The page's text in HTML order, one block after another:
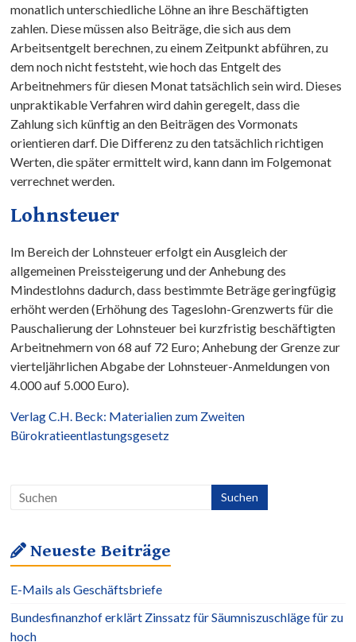
monatlich unterschiedliche Löhne an ihre Beschäftigten
zahlen. Diese müssen also Beiträge, die sich aus dem
Arbeitsentgelt berechnen, zu einem Zeitpunkt abführen, zu
dem noch nicht feststeht, wie hoch das Entgelt des
Arbeitnehmers für diesen Monat tatsächlich sein wird. Dieses
unpraktikable Verfahren wird dahin geregelt, dass die
Zahlung sich künftig an den Beiträgen des Vormonats
orientieren darf. Die Differenz zu den tatsächlich richtigen
Werten, die später ermittelt wird, kann dann im Folgemonat
verrechnet werden.
Lohnsteuer
Im Bereich der Lohnsteuer erfolgt ein Ausgleich der
allgemeinen Preissteigerung und der Anhebung des
Mindestlohns dadurch, dass bestimmte Beträge geringfügig
erhöht werden (Erhöhung des Tageslohn-Grenzwerts für die
Pauschalierung der Lohnsteuer bei kurzfristig beschäftigten
Arbeitnehmern von 68 auf 72 Euro; Anhebung der Grenze zur
vierteljährlichen Abgabe der Lohnsteuer-Anmeldungen von
4.000 auf 5.000 Euro).
Verlag C.H. Beck: Materialien zum Zweiten
Bürokratieentlastungsgesetz
Neueste Beiträge
E-Mails als Geschäftsbriefe
Bundesfinanzhof erklärt Zinssatz für Säumniszuschläge für zu
hoch